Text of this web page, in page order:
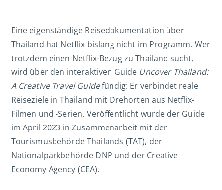
Eine eigenständige Reisedokumentation über
Thailand hat Netflix bislang nicht im Programm. Wer
trotzdem einen Netflix-Bezug zu Thailand sucht,
wird über den interaktiven Guide Uncover Thailand:
A Creative Travel Guidefündig: Er verbindet reale
Reiseziele in Thailand mit Drehorten aus Netflix-
Filmen und -Serien. Veröffentlicht wurde der Guide
im April 2023 in Zusammenarbeit mit der
Tourismusbehörde Thailands (TAT), der
Nationalparkbehörde DNP und der Creative
Economy Agency (CEA).